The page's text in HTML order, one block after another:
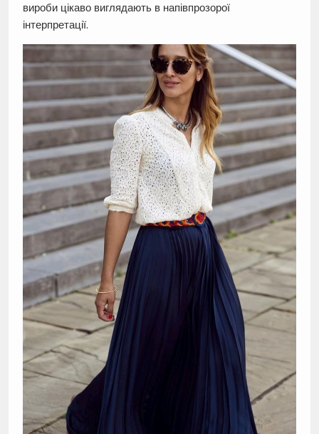
вироби цікаво виглядають в напівпрозорої
інтерпретації.